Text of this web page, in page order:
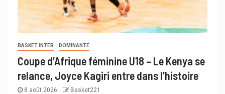
BASKET INTER DOMINANTE
Coupe d’Afrique féminine U18 – Le Kenya se
relance, Joyce Kagiri entre dans l’histoire
8 août 2026 Basket221